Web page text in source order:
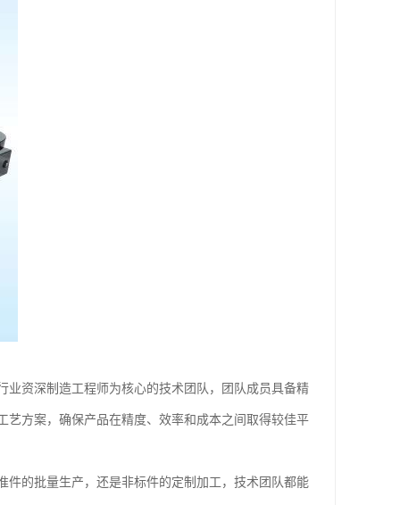
资深制造工程师为核心的技术团队，团队成员具备精
方案，确保产品在精度、效率和成本之间取得较佳平
的批量生产，还是非标件的定制加工，技术团队都能